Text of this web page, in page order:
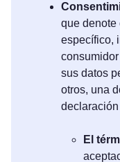
que denote
específico,
sus datos
otros, una
El